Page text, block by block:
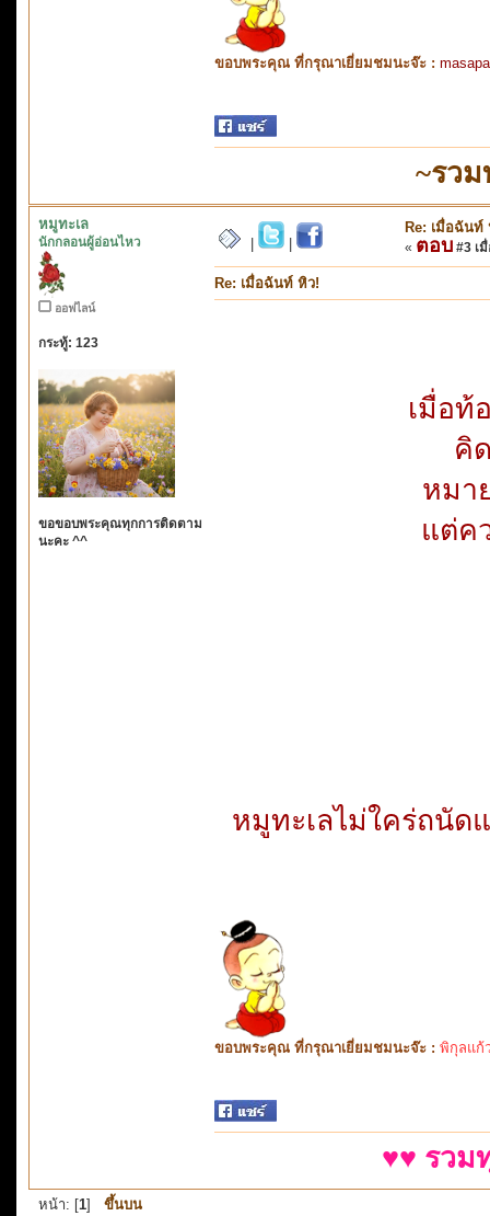
ขอบพระคุณ ที่กรุณาเยี่ยมชมนะจ๊ะ :
~รว
หมูทะเล
นักกลอนผู้อ่อนไหว
ออฟไลน์
กระทู้: 123
ขอขอบพระคุณทุกการติดตาม
นะคะ ^^
Re: เมื่อฉันท์
« ตอบ #3 เ
Re: เมื่อฉันท์ หิว!
เมื่อท้
คิ
หมา
แต่ค
หมูทะเลไม่ใคร่ถนั
ขอบพระคุณ ที่กรุณาเยี่ยมชมนะจ๊ะ : พิกุลแก้
♥♥ รวม
หน้า: [1] ขึ้นบน